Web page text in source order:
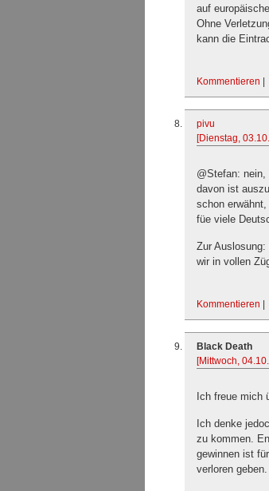
auf
Ohne
kann die
Kommentieren
pivu
[Dienstag,
@Stefan:
davon ist
schon
füe viele
Zur
wir in vollen
Kommentieren
Black Death
[Mittwoch,
Ich freue mich
Ich denke
zu kommen.
gewinnen ist
verloren